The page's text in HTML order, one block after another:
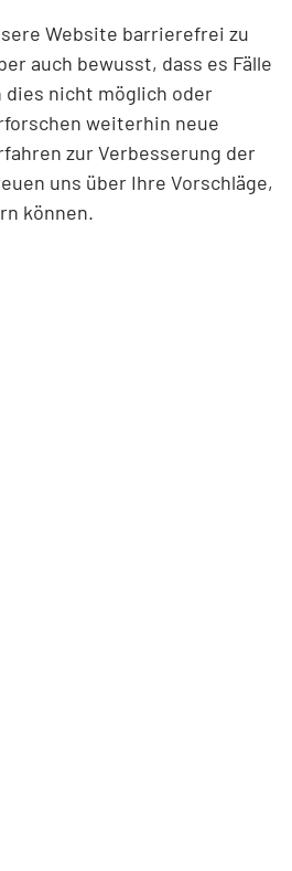
Website barrierefrei zu
auch bewusst, dass es Fälle
dies nicht möglich oder
weiterhin neue
zur Verbesserung der
uns über Ihre Vorschläge,
können.